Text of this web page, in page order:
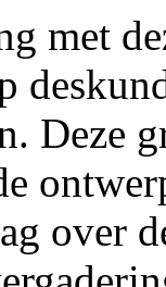
met
Deze
over